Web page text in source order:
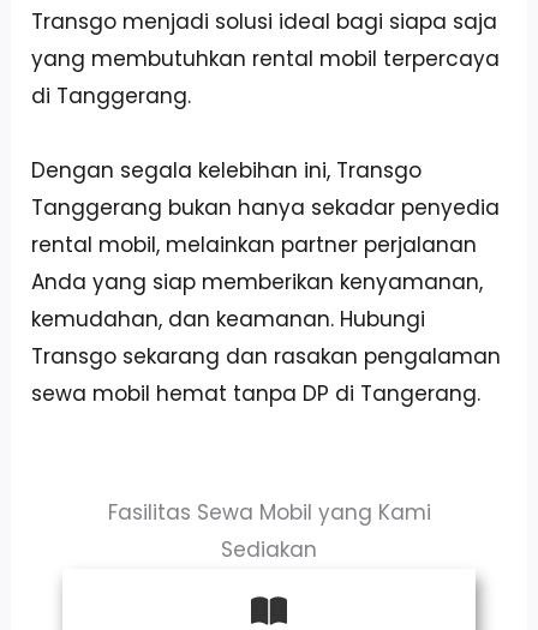
Transgo menjadi solusi ideal bagi siapa saja
yang membutuhkan rental mobil terpercaya
di Tanggerang.
Dengan segala kelebihan ini, Transgo
Tanggerang bukan hanya sekadar penyedia
rental mobil, melainkan partner perjalanan
Anda yang siap memberikan kenyamanan,
kemudahan, dan keamanan. Hubungi
Transgo sekarang dan rasakan pengalaman
sewa mobil hemat tanpa DP di Tangerang.
Fasilitas Sewa Mobil yang Kami
Sediakan